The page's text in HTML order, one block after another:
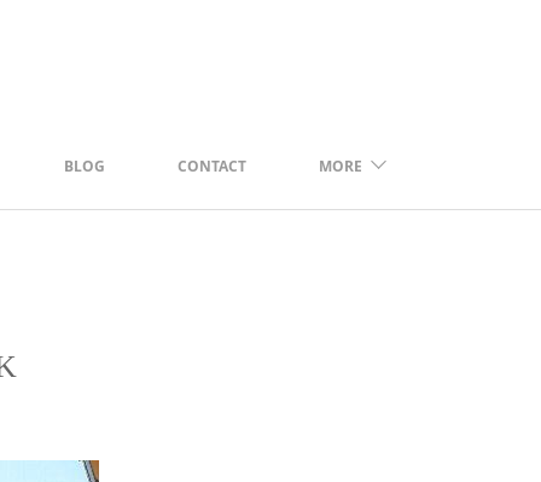
BLOG CONTACT MORE